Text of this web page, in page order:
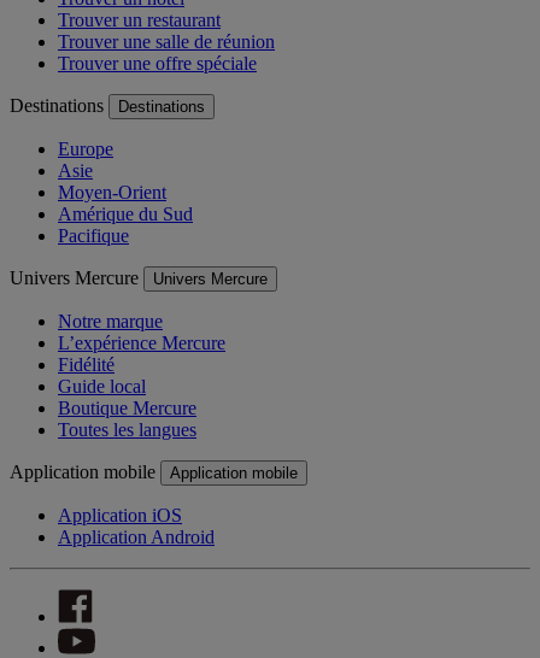
Trouver un restaurant
Trouver une salle de réunion
Trouver une offre spéciale
Destinations Destinations
Europe
Asie
Moyen-Orient
Amérique du Sud
Pacifique
Univers Mercure Univers Mercure
Notre marque
L’expérience Mercure
Fidélité
Guide local
Boutique Mercure
Toutes les langues
Application mobile Application mobile
Application iOS
Application Android